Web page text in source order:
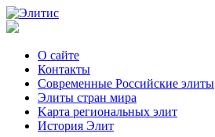
О сайте
Контакты
Современные Российские элиты
Элиты стран мира
Kартa региональных элит
История Элит